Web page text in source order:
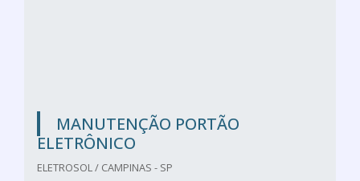
MANUTENÇÃO PORTÃO
ELETRÔNICO
ELETROSOL / CAMPINAS - SP